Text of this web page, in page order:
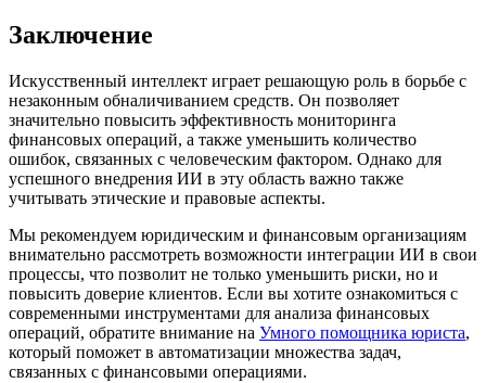
Заключение
Искусственный интеллект играет решающую роль в борьбе с
незаконным обналичиванием средств. Он позволяет
значительно повысить эффективность мониторинга
финансовых операций, а также уменьшить количество
ошибок, связанных с человеческим фактором. Однако для
успешного внедрения ИИ в эту область важно также
учитывать этические и правовые аспекты.
Мы рекомендуем юридическим и финансовым организациям
внимательно рассмотреть возможности интеграции ИИ в свои
процессы, что позволит не только уменьшить риски, но и
повысить доверие клиентов. Если вы хотите ознакомиться с
современными инструментами для анализа финансовых
операций, обратите внимание на Умного помощника юриста,
который поможет в автоматизации множества задач,
связанных с финансовыми операциями.